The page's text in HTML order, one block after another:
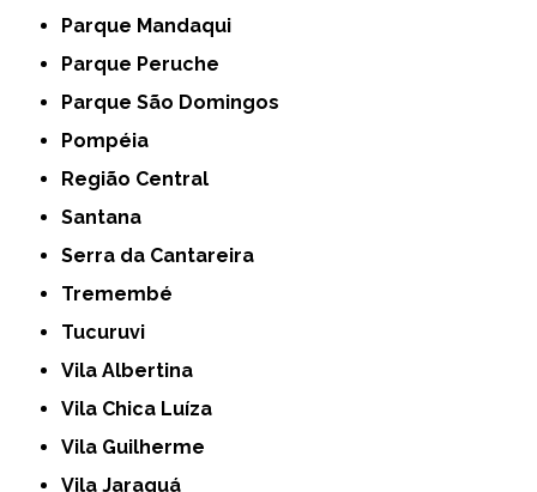
Parque Mandaqui
Parque Peruche
Parque São Domingos
Pompéia
Região Central
Santana
Serra da Cantareira
Tremembé
Tucuruvi
Vila Albertina
Vila Chica Luíza
Vila Guilherme
Vila Jaraguá